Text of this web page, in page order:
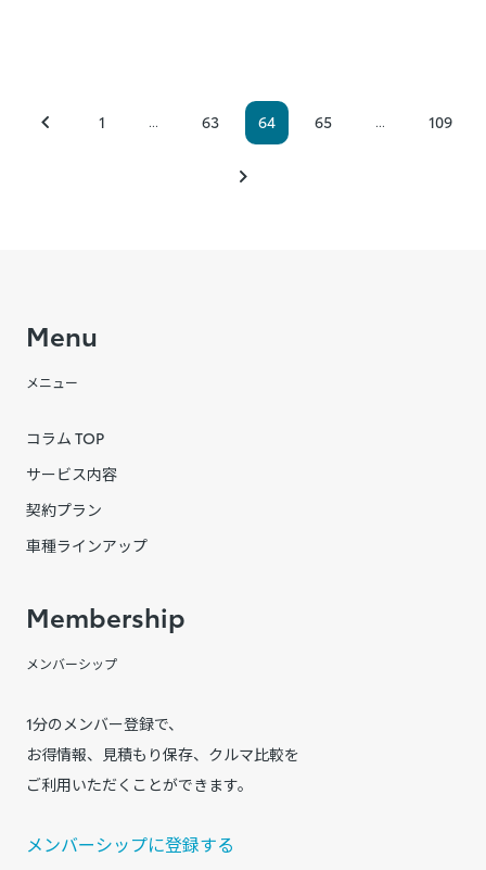
1 ... 63 64 65 ... 109
Menu
メニュー
コラム TOP
サービス内容
契約プラン
車種ラインアップ
Membership
メンバーシップ
1分のメンバー登録で、
お得情報、見積もり保存、クルマ比較を
ご利用いただくことができます。
メンバーシップに登録する